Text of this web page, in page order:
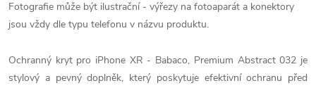
Fotografie může být ilustrační - výřezy na fotoaparát a konektory
jsou vždy dle typu telefonu v názvu produktu.
Ochranný kryt pro iPhone XR - Babaco, Premium Abstract 032 je
stylový a pevný doplněk, který poskytuje efektivní ochranu před